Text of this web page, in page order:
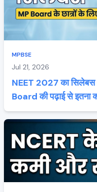
MPBSE
Jul 21, 2026
NEET 2027 का सिलेबस
Board की पढ़ाई से इतना